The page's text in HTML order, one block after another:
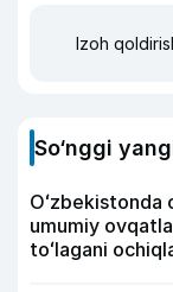
Izoh
So‘nggi
Oʻzbekistonda
umumiy
toʻlagani